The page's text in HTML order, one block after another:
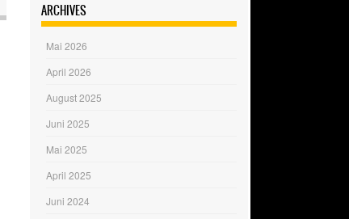
ARCHIVES
Mai 2026
April 2026
August 2025
Juni 2025
Mai 2025
April 2025
Juni 2024